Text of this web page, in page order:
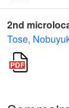
2nd
Tose,